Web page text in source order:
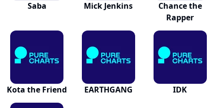
Saba Mick Jenkins
Chance the
Rapper
Kota the Friend EARTHGANG IDK